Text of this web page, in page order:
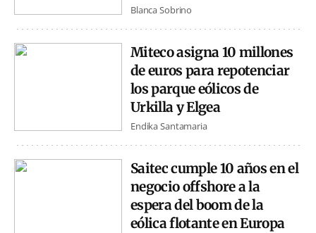
Blanca Sobrino
Miteco asigna 10 millones
de euros para repotenciar
los parque eólicos de
Urkilla y Elgea
Endika Santamaria
Saitec cumple 10 años en el
negocio offshore a la
espera del boom de la
eólica flotante en Europa